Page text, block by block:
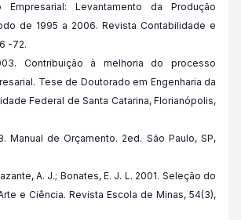
Empresarial: Levantamento da Produção
de 1995 a 2006. Revista Contabilidade e
-72.
Contribuição à melhoria do processo
Tese de Doutorado em Engenharia da
Federal de Santa Catarina, Florianópolis,
Manual de Orçamento. 2ed. São Paulo, SP,
A. J.; Bonates, E. J. L. 2001. Seleção do
e Ciência. Revista Escola de Minas, 54(3),